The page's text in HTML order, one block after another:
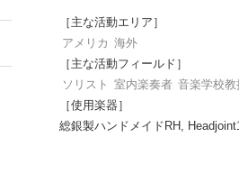
［主な活動エリア］
アメリカ 海外
［主な活動フィールド］
ソリスト 室内楽奏者 音楽学校教
［使用楽器］
総銀製ハンドメイドRH,